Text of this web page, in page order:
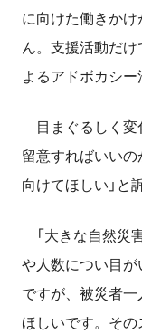
に向けた働きか
ん。支援活動だ
よるアドボカシー
目まぐるしく変
留意すればいいの
向けてほしい」と
「大きな自然災
や人数につい目が
ですが、被災者
ほしいです。そ